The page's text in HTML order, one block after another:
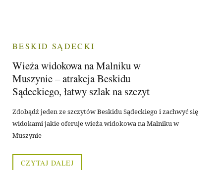
BESKID SĄDECKI
Wieża widokowa na Malniku w
Muszynie – atrakcja Beskidu
Sądeckiego, łatwy szlak na szczyt
Zdobądź jeden ze szczytów Beskidu Sądeckiego i zachwyć się
widokami jakie oferuje wieża widokowa na Malniku w
Muszynie
CZYTAJ DALEJ